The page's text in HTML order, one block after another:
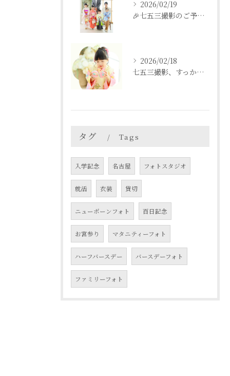
2026/02/19
🎉七五三撮影のご予約をご検討中の方へ🎉
2026/02/18
七五三撮影、すっかり忘れてた💦という方も
タグ Tags
入学記念 名古屋 フォトスタジオ
就活 衣装 貸切
ニューボーンフォト 百日記念
お宮参り マタニティーフォト
ハーフバースデー バースデーフォト
ファミリーフォト